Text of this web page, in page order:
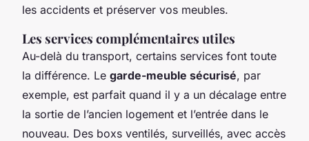
les accidents et préserver vos meubles.
Les services complémentaires utiles
Au-delà du transport, certains services font toute
la différence. Le garde-meuble sécurisé, par
exemple, est parfait quand il y a un décalage entre
la sortie de l’ancien logement et l’entrée dans le
nouveau. Des boxs ventilés, surveillés, avec accès